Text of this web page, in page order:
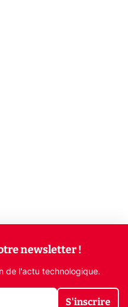
newsletter !
de l'actu technologique.
S'inscrire